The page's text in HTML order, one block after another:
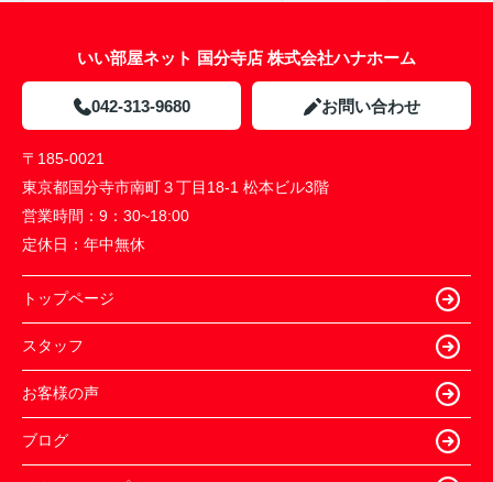
いい部屋ネット 国分寺店 株式会社ハナホーム
042-313-9680 お問い合わせ
〒185-0021
東京都国分寺市南町３丁目18-1 松本ビル3階
営業時間： 9：30~18:00
定休日： 年中無休
トップページ
スタッフ
お客様の声
ブログ